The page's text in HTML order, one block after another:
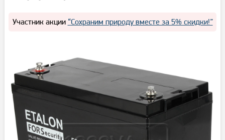
Участник акции “Сохраним природу вместе за 5% скидки!”